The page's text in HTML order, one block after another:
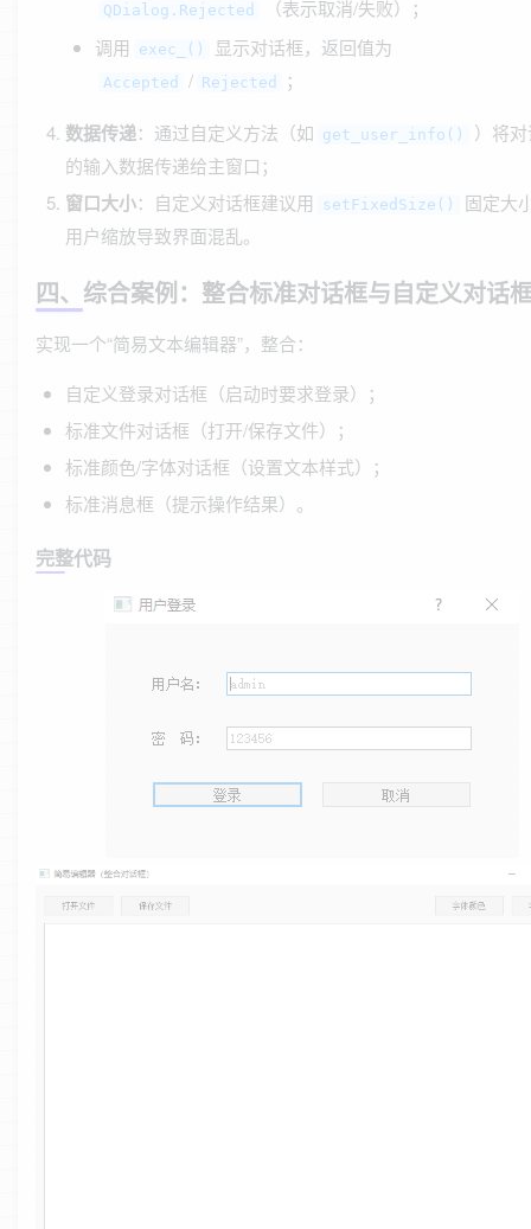
QDialog.Rejected
（表示取消/失败）；
调用
exec_() 显示对话框，返回值为
Accepted / Rejected ；
数据传递：通过自定义方法（如 get_user_info()
）将
的输入数据传递给主窗口；
窗口大小：自定义对话框建议用 setFixedSize()
固定大
用户缩放导致界面混乱。
四、综合案例：整合标准对话框与自定义对话
实现一个“简易文本编辑器”，整合：
自定义登录对话框（启动时要求登录）；
标准文件对话框（打开/保存文件）；
标准颜色/字体对话框（设置文本样式）；
标准消息框（提示操作结果）。
完整代码